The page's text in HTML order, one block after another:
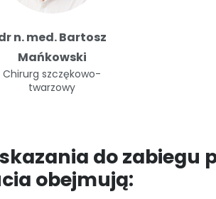
n. med. Bartosz
Mańkowski
Chirurg szczękowo-
twarzowy
do zabiegu
obejmują: